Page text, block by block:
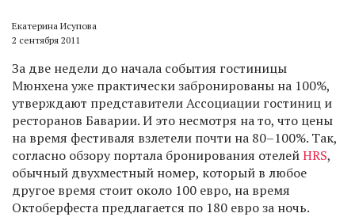
Екатерина Исупова
2 сентября 2011
За две недели до начала события гостиницы
Мюнхена уже практически забронированы на 100%,
утверждают представители Ассоциации гостиниц и
ресторанов Баварии. И это несмотря на то, что цены
на время фестиваля взлетели почти на 80–100%. Так,
согласно обзору портала бронирования отелейHRS,
обычный двухместный номер, который в любое
другое время стоит около 100 евро, на время
Октоберфеста предлагается по 180 евро за ночь.